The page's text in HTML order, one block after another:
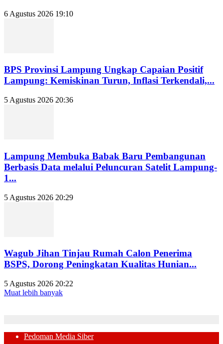
6 Agustus 2026 19:10
BPS Provinsi Lampung Ungkap Capaian Positif
Lampung: Kemiskinan Turun, Inflasi Terkendali,...
5 Agustus 2026 20:36
Lampung Membuka Babak Baru Pembangunan
Berbasis Data melalui Peluncuran Satelit Lampung-
1...
5 Agustus 2026 20:29
Wagub Jihan Tinjau Rumah Calon Penerima
BSPS, Dorong Peningkatan Kualitas Hunian...
5 Agustus 2026 20:22
Muat lebih banyak
Pedoman Media Siber